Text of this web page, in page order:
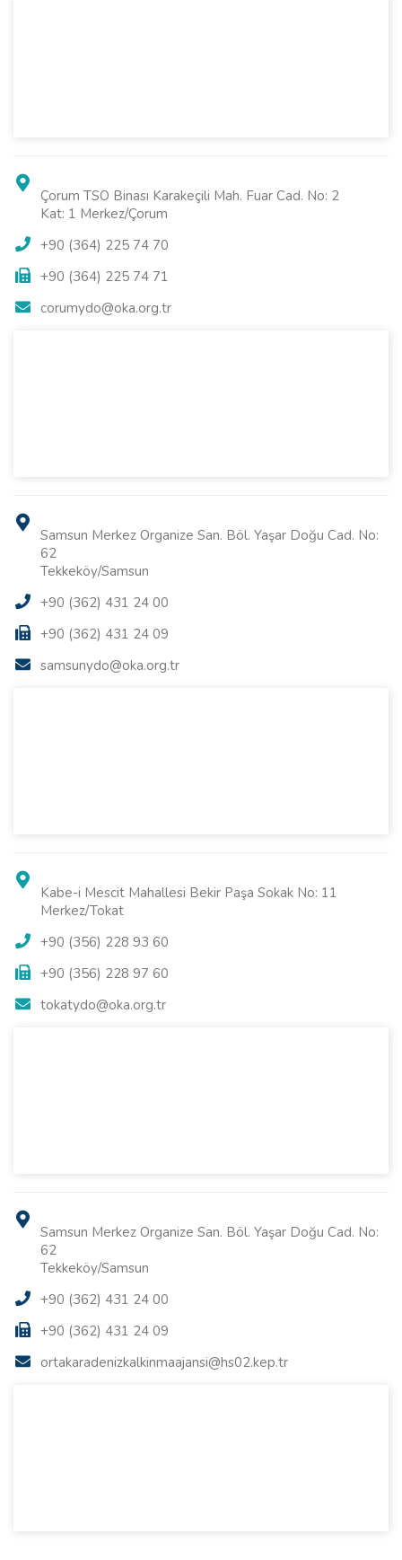
Çorum TSO Binası Karakeçili Mah. Fuar Cad. No: 2
Kat: 1 Merkez/Çorum
+90 (364) 225 74 70
+90 (364) 225 74 71
corumydo@oka.org.tr
Samsun Merkez Organize San. Böl. Yaşar Doğu Cad. No:
62
Tekkeköy/Samsun
+90 (362) 431 24 00
+90 (362) 431 24 09
samsunydo@oka.org.tr
Kabe-i Mescit Mahallesi Bekir Paşa Sokak No: 11
Merkez/Tokat
+90 (356) 228 93 60
+90 (356) 228 97 60
tokatydo@oka.org.tr
Samsun Merkez Organize San. Böl. Yaşar Doğu Cad. No:
62
Tekkeköy/Samsun
+90 (362) 431 24 00
+90 (362) 431 24 09
ortakaradenizkalkinmaajansi@hs02.kep.tr